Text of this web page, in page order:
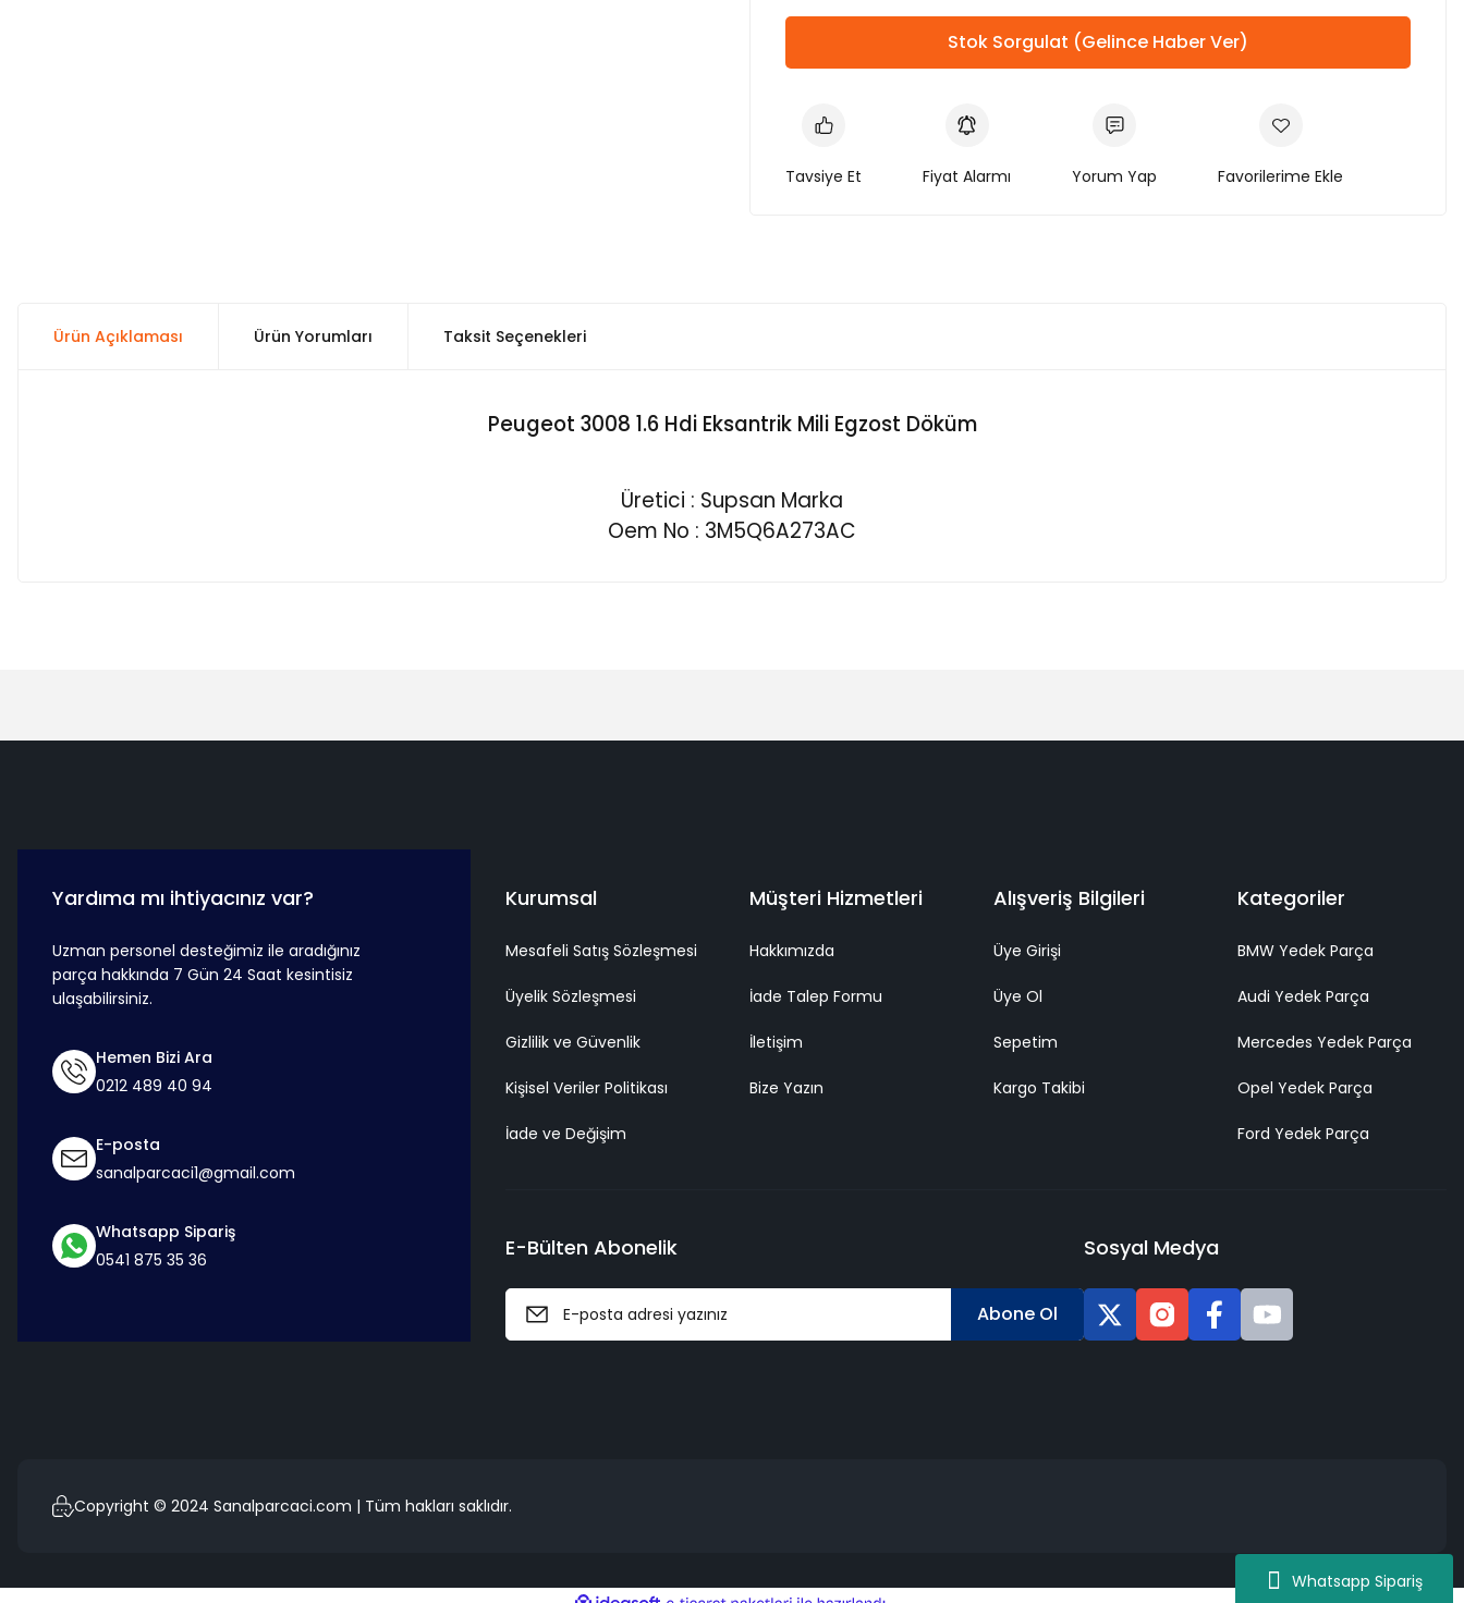
Whatsapp Sipariş
Stok Sorgulat (Gelince Haber Ver)
Tavsiye Et Fiyat Alarmı Yorum Yap
Ürün Açıklaması Ürün Yorumları Taksit Seçenekleri
Peugeot 3008 1.6 Hdi Eksantrik Mili Egzost Döküm
Üretici : Supsan Marka
Oem No : 3M5Q6A273AC
Yardıma mı ihtiyacınız var?
Uzman personel desteğimiz ile aradığınız
parça hakkında 7 Gün 24 Saat kesintisiz
ulaşabilirsiniz.
Hemen Bizi Ara
0212 489 40 94
E-posta
sanalparcaci1@gmail.com
Whatsapp Sipariş
0541 875 35 36
Kurumsal
Mesafeli Satış Sözleşmesi
Üyelik Sözleşmesi
Gizlilik ve Güvenlik
Kişisel Veriler Politikası
İade ve Değişim
Müşteri Hizmetleri
Hakkımızda
İade Talep Formu
İletişim
Bize Yazın
Alışveriş Bilgileri
Üye Girişi
Üye Ol
Sepetim
Kargo Takibi
Kategoriler
BMW Yedek Parça
Audi Yedek Parça
Mercedes Yedek Parça
Opel Yedek Parça
Ford Yedek Parça
E-Bülten Abonelik
Abone Ol
Sosyal Medya
Copyright © 2024 Sanalparcaci.com | Tüm hakları saklıdır.